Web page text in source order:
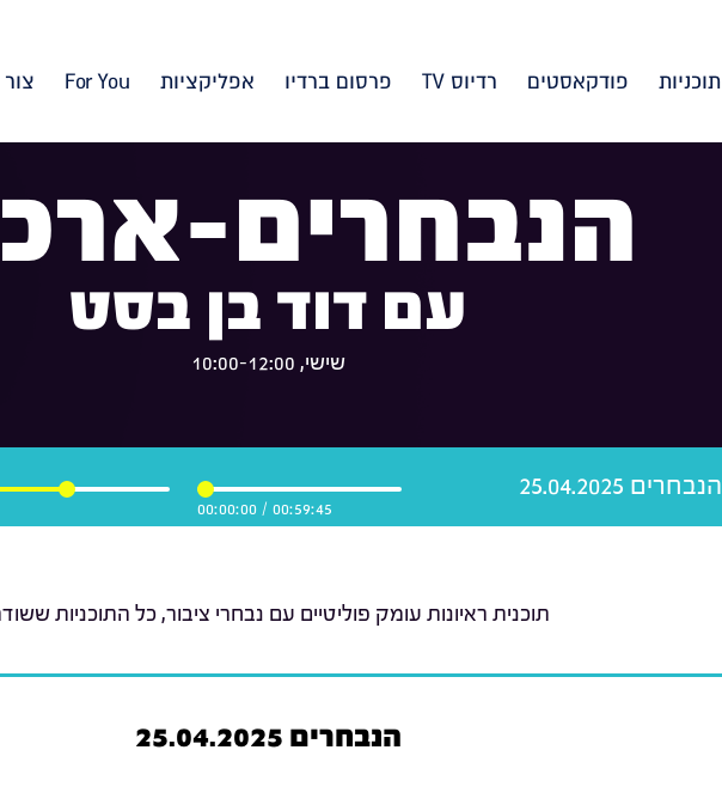
תוכניות פודקאסטים רדיוס TV פרסום ברדיו אפליקציות For You
הנבחרים-
עם דוד בן בסט
שישי, 10:00-12:00
00:59:45
/
00:00:00
הנבחרים 25.04.2025
תוכנית ראיונות עומק פוליטיים עם נבחרי ציבור, כל התוכניות
הנבחרים 25.04.2025